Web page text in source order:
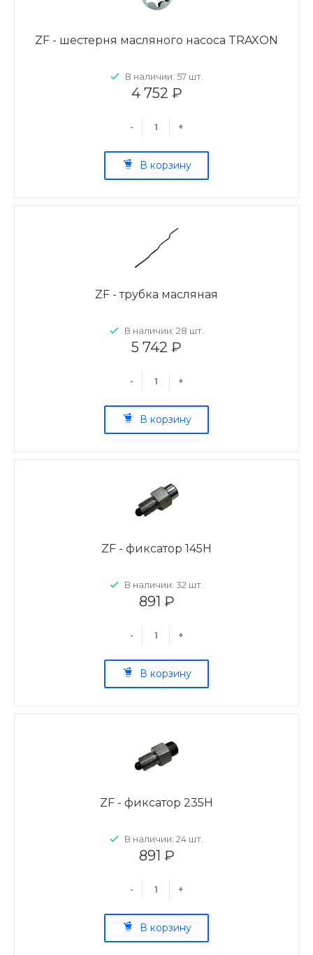
ZF - шестерня масляного насоса TRAXON
В наличии: 57 шт.
4 752 ₽
- +
В корзину
ZF - трубка масляная
В наличии: 28 шт.
5 742 ₽
- +
В корзину
ZF - фиксатор 145Н
В наличии: 32 шт.
891 ₽
- +
В корзину
ZF - фиксатор 235Н
В наличии: 24 шт.
891 ₽
- +
В корзину